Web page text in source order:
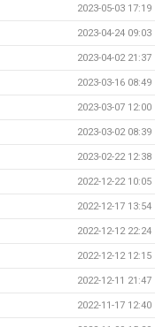
2023-05-03 17:19
2023-04-24 09:03
2023-04-02 21:37
2023-03-16 08:49
2023-03-07 12:00
2023-03-02 08:39
2023-02-22 12:38
2022-12-22 10:05
2022-12-17 13:54
2022-12-12 22:24
2022-12-12 12:15
2022-12-11 21:47
2022-11-17 12:40